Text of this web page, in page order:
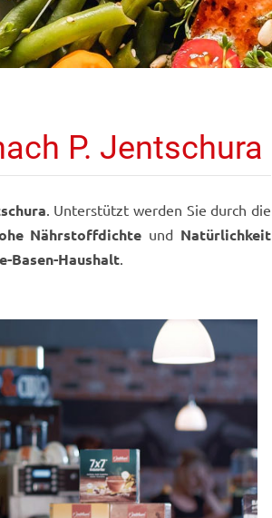
P. Jentschura
. Unterstützt werden Sie durch die
Nährstoffdichte und Natürlichkeit
Basen-Haushalt.